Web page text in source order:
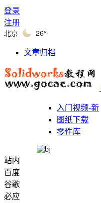
登录
注册
北京 26°
文章归档
入门视频-新
图纸下载
零件库
站内
百度
谷歌
必应